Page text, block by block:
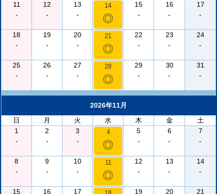
11
-
12
-
13
-
14
◎
15
-
16
-
17
-
18
-
19
-
20
-
21
◎
22
-
23
-
24
-
25
-
26
-
27
-
28
◎
29
-
30
-
31
-
2026年11月
日
月 火 水 木 金
土
1
-
2
-
3
-
4
◎
5
-
6
-
7
-
8
-
9
-
10
-
11
◎
12
-
13
-
14
-
15
16
17
19
20
21